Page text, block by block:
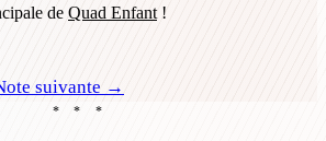
de Quad Enfant!
suivante →
* * *